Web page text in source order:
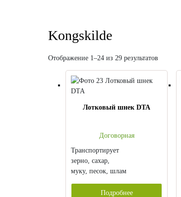
Kongskilde
Отображение 1–24 из 29 результатов
Лотковый шнек DTA
Договорная
Транспортирует
зерно, сахар,
муку, песок, шлам
Подробнее